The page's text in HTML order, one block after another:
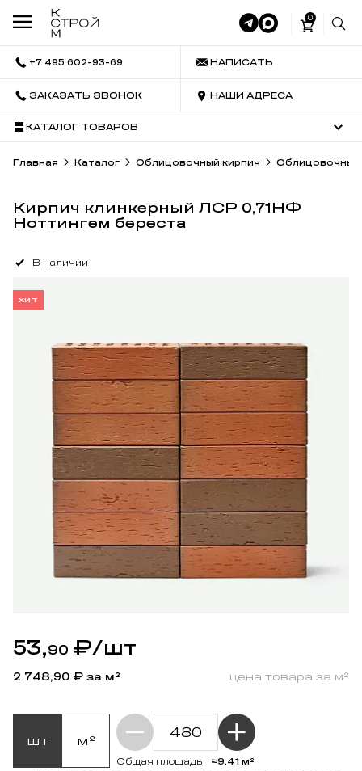
0
+7 495 602-93-69 НАПИСАТЬ
ЗАКАЗАТЬ ЗВОНОК НАШИ АДРЕСА
КАТАЛОГ ТОВАРОВ
Главная Каталог Облицовочный кирпич Облицовочный
Кирпич клинкерный ЛСР 0,71НФ
Ноттингем береста
В наличии
ХИТ
53,90 ₽/шт
2 748,90 ₽ за м² цена товара за м²
шт м²
Общая площадь
≈9.41 м²